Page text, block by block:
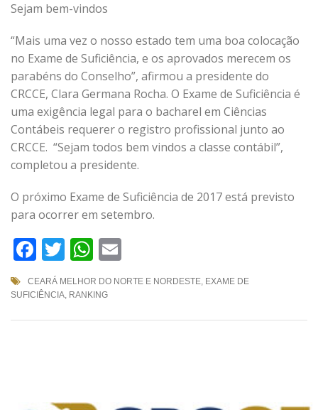
Sejam bem-vindos
“Mais uma vez o nosso estado tem uma boa colocação
no Exame de Suficiência, e os aprovados merecem os
parabéns do Conselho”, afirmou a presidente do
CRCCE, Clara Germana Rocha. O Exame de Suficiência é
uma exigência legal para o bacharel em Ciências
Contábeis requerer o registro profissional junto ao
CRCCE. “Sejam todos bem vindos a classe contábil”,
completou a presidente.
O próximo Exame de Suficiência de 2017 está previsto
para ocorrer em setembro.
Facebook
TwitterWhatsApp
CEARÁ MELHOR DO NORTE E NORDESTE, EXAME DE
SUFICIÊNCIA, RANKING